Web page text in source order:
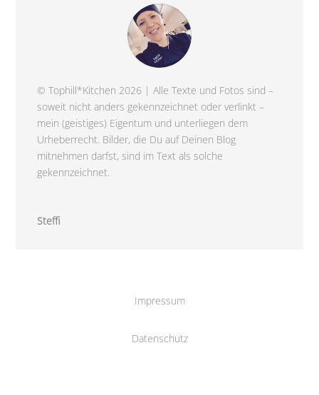
© Tophill*Kitchen 2026 | Alle Texte und Fotos sind –
soweit nicht anders gekennzeichnet oder verlinkt –
mein (geistiges) Eigentum und unterliegen dem
Urheberrecht. Bilder, die Du auf Deinen Blog
mitnehmen darfst, sind im Text als solche
gekennzeichnet.
Steffi
Impressum
Datenschutz